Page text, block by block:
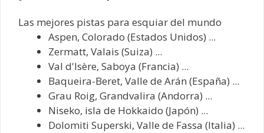
Las mejores pistas para esquiar del mundo
Aspen, Colorado (Estados Unidos) ...
Zermatt, Valais (Suiza) ...
Val d'Isère, Saboya (Francia) ...
Baqueira-Beret, Valle de Arán (España) ...
Grau Roig, Grandvalira (Andorra) ...
Niseko, isla de Hokkaido (Japón) ...
Dolomiti Superski, Valle de Fassa (Italia) ...